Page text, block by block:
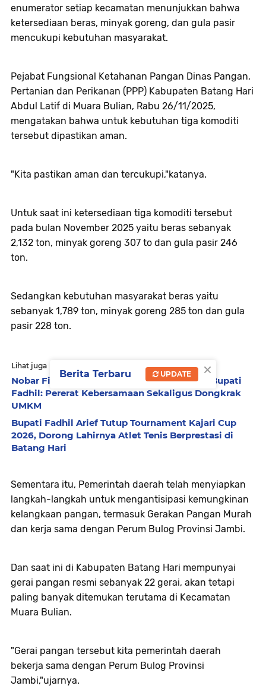
enumerator setiap kecamatan menunjukkan bahwa
ketersediaan beras, minyak goreng, dan gula pasir
mencukupi kebutuhan masyarakat.
Pejabat Fungsional Ketahanan Pangan Dinas Pangan,
Pertanian dan Perikanan (PPP) Kabupaten Batang Hari
Abdul Latif di Muara Bulian, Rabu 26/11/2025,
mengatakan bahwa untuk kebutuhan tiga komoditi
tersebut dipastikan aman.
"Kita pastikan aman dan tercukupi,"katanya.
Untuk saat ini ketersediaan tiga komoditi tersebut
pada bulan November 2025 yaitu beras sebanyak
2,132 ton, minyak goreng 307 to dan gula pasir 246
ton.
Sedangkan kebutuhan masyarakat beras yaitu
sebanyak 1,789 ton, minyak goreng 285 ton dan gula
pasir 228 ton.
Lihat juga
Nobar Final World Cup 2026 di Aek Meliuk, Bupati
Fadhil: Pererat Kebersamaan Sekaligus Dongkrak
UMKM
Bupati Fadhil Arief Tutup Tournament Kajari Cup
2026, Dorong Lahirnya Atlet Tenis Berprestasi di
Batang Hari
Sementara itu, Pemerintah daerah telah menyiapkan
langkah-langkah untuk mengantisipasi kemungkinan
kelangkaan pangan, termasuk Gerakan Pangan Murah
dan kerja sama dengan Perum Bulog Provinsi Jambi.
Dan saat ini di Kabupaten Batang Hari mempunyai
gerai pangan resmi sebanyak 22 gerai, akan tetapi
paling banyak ditemukan terutama di Kecamatan
Muara Bulian.
"Gerai pangan tersebut kita pemerintah daerah
bekerja sama dengan Perum Bulog Provinsi
Jambi,"ujarnya.
×
Berita Terbaru UPDATE